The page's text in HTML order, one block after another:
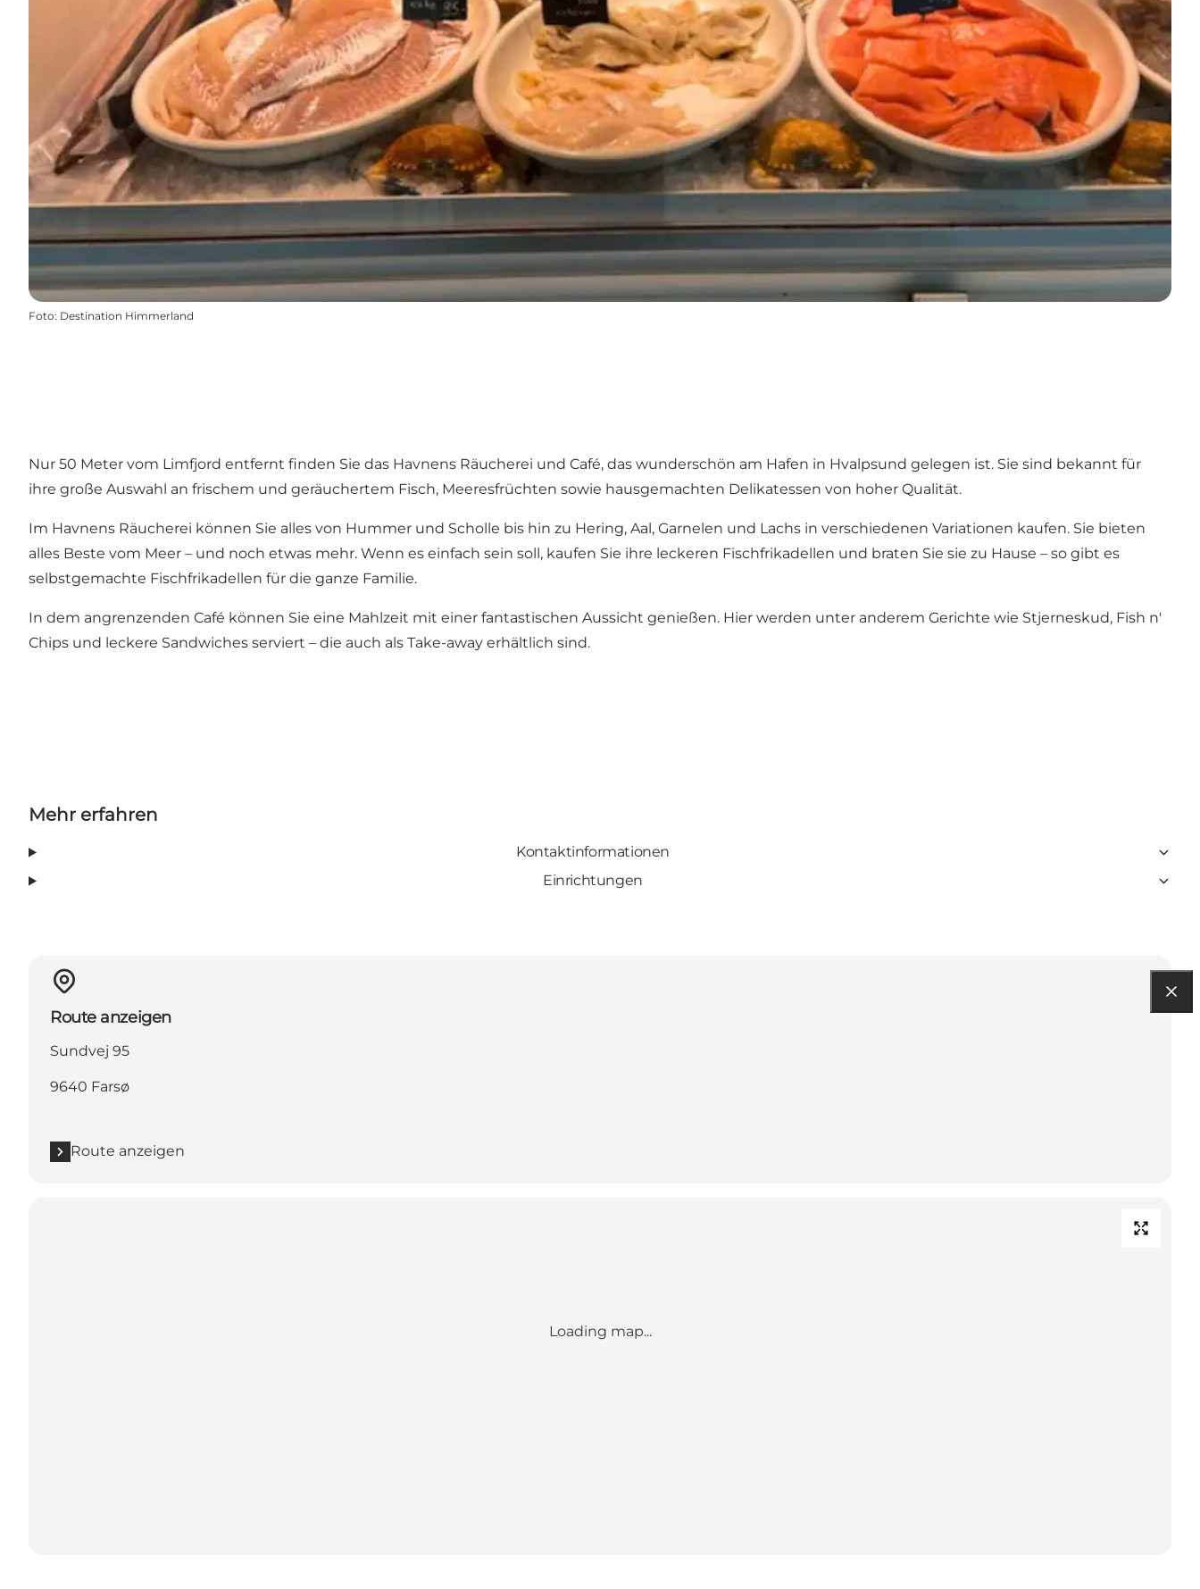
Foto: Destination Himmerland
Nur 50 Meter vom Limfjord entfernt finden Sie das Havnens Räucherei und Café, das wunderschön am Hafen in Hvalpsund gelegen ist. Sie sind bekannt für
ihre große Auswahl an frischem und geräuchertem Fisch, Meeresfrüchten sowie hausgemachten Delikatessen von hoher Qualität.
Im Havnens Räucherei können Sie alles von Hummer und Scholle bis hin zu Hering, Aal, Garnelen und Lachs in verschiedenen Variationen kaufen. Sie bieten
alles Beste vom Meer – und noch etwas mehr. Wenn es einfach sein soll, kaufen Sie ihre leckeren Fischfrikadellen und braten Sie sie zu Hause – so gibt es
selbstgemachte Fischfrikadellen für die ganze Familie.
In dem angrenzenden Café können Sie eine Mahlzeit mit einer fantastischen Aussicht genießen. Hier werden unter anderem Gerichte wie Stjerneskud, Fish n'
Chips und leckere Sandwiches serviert – die auch als Take-away erhältlich sind.
Mehr erfahren
Kontaktinformationen
Einrichtungen
Route anzeigen
Sundvej 95
9640 Farsø
Route anzeigen
Loading map...